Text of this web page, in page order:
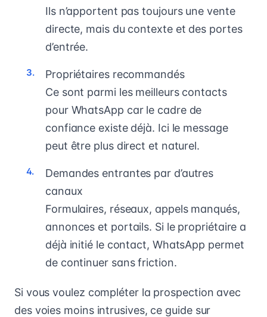
Ils n’apportent pas toujours une vente
directe, mais du contexte et des portes
d’entrée.
Propriétaires recommandés
Ce sont parmi les meilleurs contacts
pour WhatsApp car le cadre de
confiance existe déjà. Ici le message
peut être plus direct et naturel.
Demandes entrantes par d’autres
canaux
Formulaires, réseaux, appels manqués,
annonces et portails. Si le propriétaire a
déjà initié le contact, WhatsApp permet
de continuer sans friction.
Si vous voulez compléter la prospection avec
des voies moins intrusives, ce guide sur